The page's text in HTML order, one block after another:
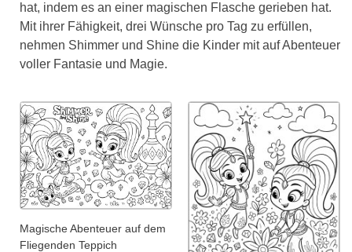
hat, indem es an einer magischen Flasche gerieben hat.
Mit ihrer Fähigkeit, drei Wünsche pro Tag zu erfüllen,
nehmen Shimmer und Shine die Kinder mit auf Abenteuer
voller Fantasie und Magie.
Magische Abenteuer auf dem
Fliegenden Teppich